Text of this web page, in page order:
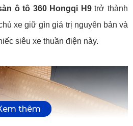
ô tô 360 Hongqi H9 trở thành
xe giữ gìn giá trị nguyên bản và
siêu xe thuần điện này.